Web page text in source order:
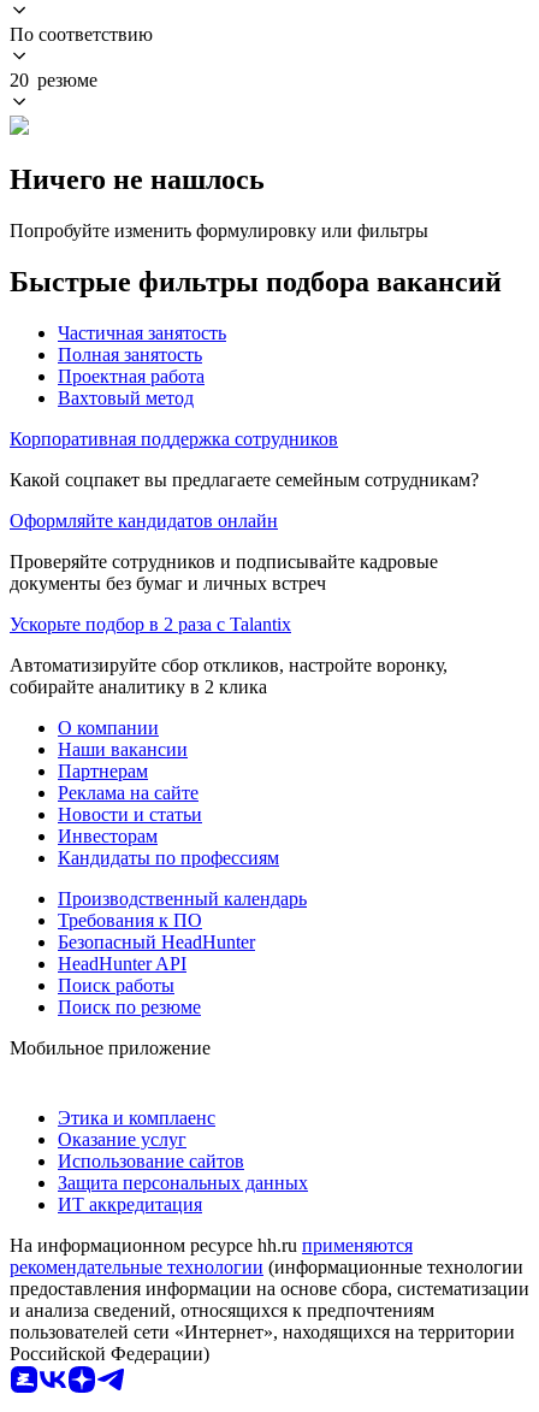
По соответствию
20 резюме
Ничего не нашлось
Попробуйте изменить формулировку или фильтры
Быстрые фильтры подбора вакансий
Частичная занятость
Полная занятость
Проектная работа
Вахтовый метод
Корпоративная поддержка сотрудников
Какой соцпакет вы предлагаете семейным сотрудникам?
Оформляйте кандидатов онлайн
Проверяйте сотрудников и подписывайте кадровые
документы без бумаг и личных встреч
Ускорьте подбор в 2 раза с Talantix
Автоматизируйте сбор откликов, настройте воронку,
собирайте аналитику в 2 клика
О компании
Наши вакансии
Партнерам
Реклама на сайте
Новости и статьи
Инвесторам
Кандидаты по профессиям
Производственный календарь
Требования к ПО
Безопасный HeadHunter
HeadHunter API
Поиск работы
Поиск по резюме
Мобильное приложение
Этика и комплаенс
Оказание услуг
Использование сайтов
Защита персональных данных
ИТ аккредитация
На информационном ресурсе hh.ru применяются
рекомендательные технологии (информационные технологии
предоставления информации на основе сбора, систематизации
и анализа сведений, относящихся к предпочтениям
пользователей сети «Интернет», находящихся на территории
Российской Федерации)